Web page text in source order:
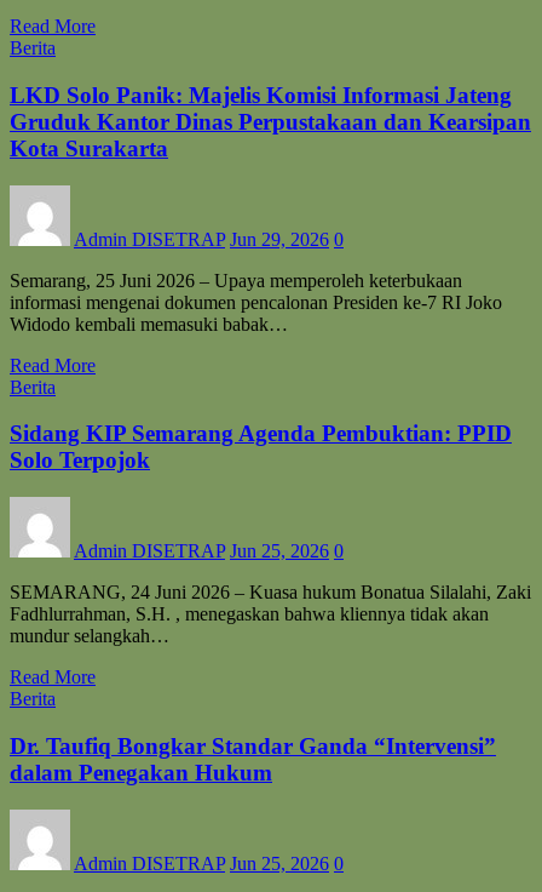
Read More
Berita
LKD Solo Panik: Majelis Komisi Informasi Jateng
Gruduk Kantor Dinas Perpustakaan dan Kearsipan
Kota Surakarta
Admin DISETRAP Jun 29, 2026 0
Semarang, 25 Juni 2026 – Upaya memperoleh keterbukaan
informasi mengenai dokumen pencalonan Presiden ke-7 RI Joko
Widodo kembali memasuki babak…
Read More
Berita
Sidang KIP Semarang Agenda Pembuktian: PPID
Solo Terpojok
Admin DISETRAP Jun 25, 2026 0
SEMARANG, 24 Juni 2026 – Kuasa hukum Bonatua Silalahi, Zaki
Fadhlurrahman, S.H. , menegaskan bahwa kliennya tidak akan
mundur selangkah…
Read More
Berita
Dr. Taufiq Bongkar Standar Ganda “Intervensi”
dalam Penegakan Hukum
Admin DISETRAP Jun 25, 2026 0